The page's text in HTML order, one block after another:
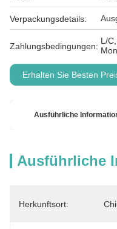
Verpackungsdetails:
Zahlungsbedingungen:
L/
Erhalten Sie Besten
Ausführliche
Ausführliche
Herkunftsort: